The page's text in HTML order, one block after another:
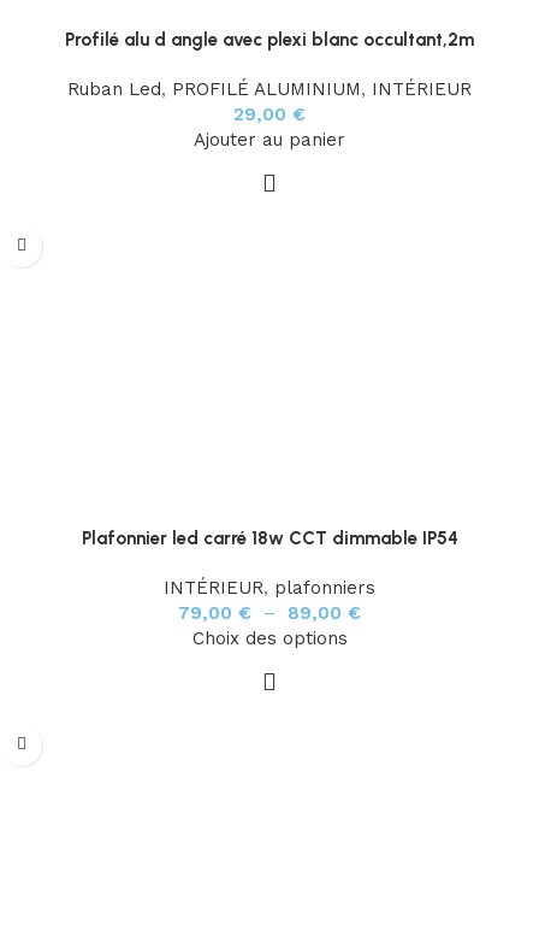
Profilé alu d angle avec plexi blanc occultant,2m
Ruban Led, PROFILÉ ALUMINIUM, INTÉRIEUR
29,00 €
Ajouter au panier
Plafonnier led carré 18w CCT dimmable IP54
INTÉRIEUR, plafonniers
79,00 € – 89,00 €
Choix des options